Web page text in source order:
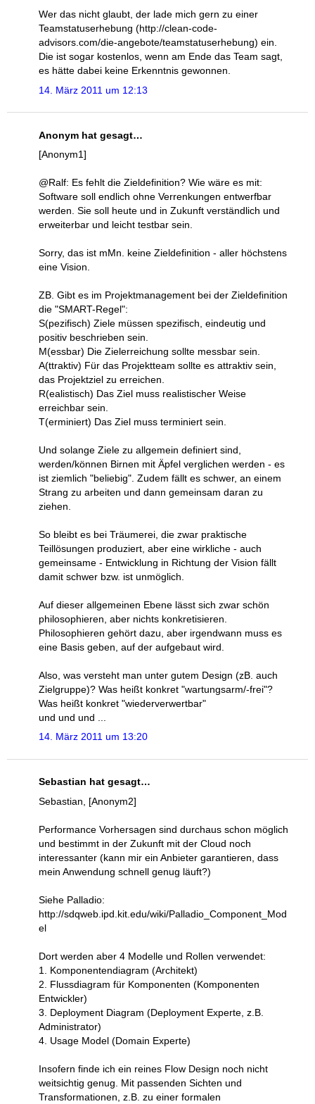
Wer das nicht glaubt, der lade mich gern zu einer
Teamstatuserhebung (http://clean-code-
advisors.com/die-angebote/teamstatuserhebung) ein.
Die ist sogar kostenlos, wenn am Ende das Team sagt,
es hätte dabei keine Erkenntnis gewonnen.
14. März 2011 um 12:13
Anonym hat gesagt…
[Anonym1]
@Ralf: Es fehlt die Zieldefinition? Wie wäre es mit:
Software soll endlich ohne Verrenkungen entwerfbar
werden. Sie soll heute und in Zukunft verständlich und
erweiterbar und leicht testbar sein.
Sorry, das ist mMn. keine Zieldefinition - aller höchstens
eine Vision.
ZB. Gibt es im Projektmanagement bei der Zieldefinition
die "SMART-Regel":
S(pezifisch) Ziele müssen spezifisch, eindeutig und
positiv beschrieben sein.
M(essbar) Die Zielerreichung sollte messbar sein.
A(ttraktiv) Für das Projektteam sollte es attraktiv sein,
das Projektziel zu erreichen.
R(ealistisch) Das Ziel muss realistischer Weise
erreichbar sein.
T(erminiert) Das Ziel muss terminiert sein.
Und solange Ziele zu allgemein definiert sind,
werden/können Birnen mit Äpfel verglichen werden - es
ist ziemlich "beliebig". Zudem fällt es schwer, an einem
Strang zu arbeiten und dann gemeinsam daran zu
ziehen.
So bleibt es bei Träumerei, die zwar praktische
Teillösungen produziert, aber eine wirkliche - auch
gemeinsame - Entwicklung in Richtung der Vision fällt
damit schwer bzw. ist unmöglich.
Auf dieser allgemeinen Ebene lässt sich zwar schön
philosophieren, aber nichts konkretisieren.
Philosophieren gehört dazu, aber irgendwann muss es
eine Basis geben, auf der aufgebaut wird.
Also, was versteht man unter gutem Design (zB. auch
Zielgruppe)? Was heißt konkret "wartungsarm/-frei"?
Was heißt konkret "wiederverwertbar"
und und und ...
14. März 2011 um 13:20
Sebastian hat gesagt…
Sebastian, [Anonym2]
Performance Vorhersagen sind durchaus schon möglich
und bestimmt in der Zukunft mit der Cloud noch
interessanter (kann mir ein Anbieter garantieren, dass
mein Anwendung schnell genug läuft?)
Siehe Palladio:
http://sdqweb.ipd.kit.edu/wiki/Palladio_Component_Mod
el
Dort werden aber 4 Modelle und Rollen verwendet:
1. Komponentendiagram (Architekt)
2. Flussdiagram für Komponenten (Komponenten
Entwickler)
3. Deployment Diagram (Deployment Experte, z.B.
Administrator)
4. Usage Model (Domain Experte)
Insofern finde ich ein reines Flow Design noch nicht
weitsichtig genug. Mit passenden Sichten und
Transformationen, z.B. zu einer formalen